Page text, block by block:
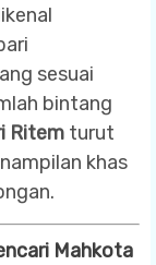
sesuai
bintang
Ritem turut
khas
Mahkota